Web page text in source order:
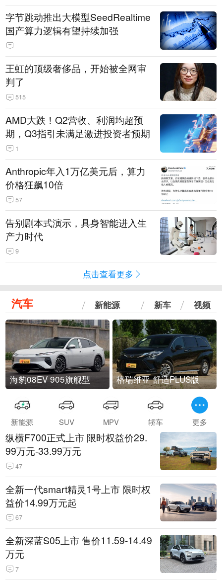
字节跳动推出大模型SeedRealtime
国产算力逻辑有望持续加强
王虹的顶级奢侈品，开始被全网审
判了
515
AMD大跌！Q2营收、利润均超预
期，Q3指引未满足激进投资者预期
1
Anthropic年入1万亿美元后，算力
价格狂飙10倍
57
告别剧本式演示，具身智能进入生
产力时代
9
点击查看更多
汽车 新能源 新车 视频
海豹08EV 905旗舰型 格瑞维亚 舒适PLUS版
新能源 SUV MPV 轿车 更多
纵横F700正式上市 限时权益价29.
99万元-33.99万元
47
全新一代smart精灵1号上市 限时权
益价14.99万元起
67
全新深蓝S05上市 售价11.59-14.49
万元
7